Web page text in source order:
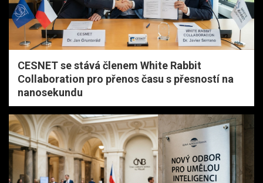
CESNET se stává členem White Rabbit
Collaboration pro přenos času s přesností na
nanosekundu